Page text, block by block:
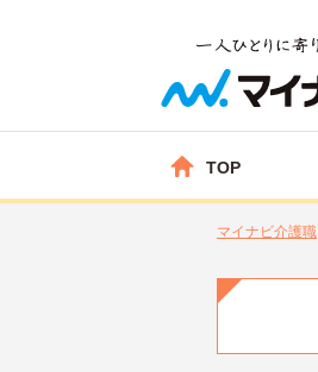
TOP
マイナビ介護職